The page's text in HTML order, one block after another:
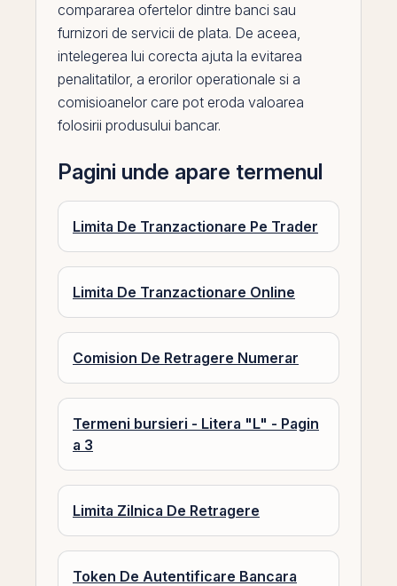
compararea ofertelor dintre banci sau
furnizori de servicii de plata. De aceea,
intelegerea lui corecta ajuta la evitarea
penalitatilor, a erorilor operationale si a
comisioanelor care pot eroda valoarea
folosirii produsului bancar.
Pagini unde apare termenul
Limita De Tranzactionare Pe Trader
Limita De Tranzactionare Online
Comision De Retragere Numerar
Termeni bursieri - Litera "L" - Pagin
a 3
Limita Zilnica De Retragere
Token De Autentificare Bancara